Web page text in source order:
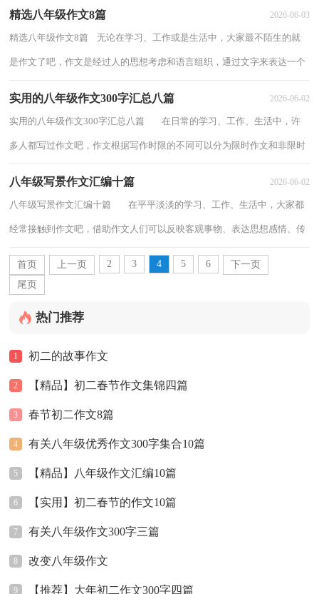
精选八年级作文8篇 2026-06-03
精选八年级作文8篇 无论在学习、工作或是生活中，大家最不陌生的就
是作文了吧，作文是经过人的思想考虑和语言组织，通过文字来表达一个
实用的八年级作文300字汇总八篇 2026-06-02
实用的八年级作文300字汇总八篇 在日常的学习、工作、生活中，许
多人都写过作文吧，作文根据写作时限的不同可以分为限时作文和非限时
八年级写景作文汇编十篇 2026-06-02
八年级写景作文汇编十篇 在平平淡淡的学习、工作、生活中，大家都
经常接触到作文吧，借助作文人们可以反映客观事物、表达思想感情、传
递知识信息。作文的注意事项有许多...
首页
上一页 2 3 4 5 6
下一页
尾页
热门推荐
1 初二的故事作文
2 【精品】初二春节作文集锦四篇
3 春节初二作文8篇
4 有关八年级优秀作文300字集合10篇
5 【精品】八年级作文汇编10篇
6 【实用】初二春节的作文10篇
7 有关八年级作文300字三篇
8 改变八年级作文
9 【推荐】大年初二作文300字四篇